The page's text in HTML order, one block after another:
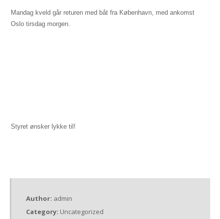
Mandag kveld går returen med båt fra København, med ankomst
Oslo tirsdag morgen.
Styret ønsker lykke til!
Author: admin
Category: Uncategorized